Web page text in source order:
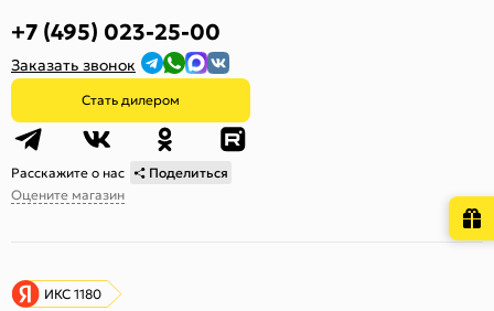
+7 (495) 023-25-00
Заказать звонок
Стать дилером
Расскажите о нас
Поделиться
Оцените магазин
ИКС 1180